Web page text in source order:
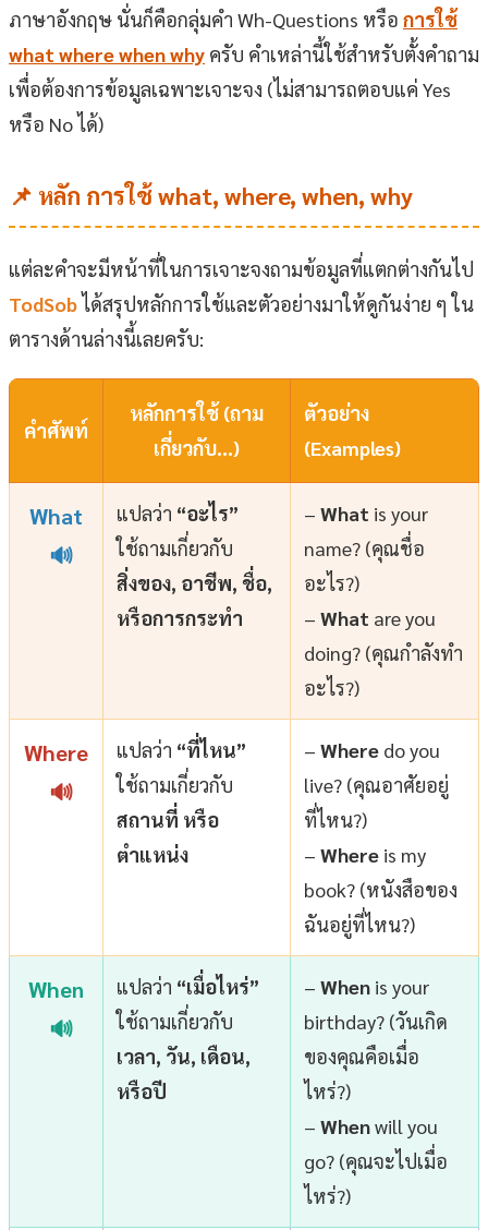
ภาษาอังกฤษ นั่นก็คือกลุ่มคำ Wh-Questions หรือ การใช้
what where when why ครับ คำเหล่านี้ใช้สำหรับตั้งคำถาม
เพื่อต้องการข้อมูลเฉพาะเจาะจง (ไม่สามารถตอบแค่ Yes
หรือ No ได้)
📌 หลัก การใช้ what, where, when, why
แต่ละคำจะมีหน้าที่ในการเจาะจงถามข้อมูลที่แตกต่างกันไป
TodSobได้สรุปหลักการใช้และตัวอย่างมาให้ดูกันง่าย ๆ ใน
ตารางด้านล่างนี้เลยครับ:
คำศัพท์
หลักการใช้ (ถาม
เกี่ยวกับ…)
ตัวอย่าง
(Examples)
What
🔊
แปลว่า “อะไร”
ใช้ถามเกี่ยวกับ
สิ่งของ, อาชีพ, ชื่อ,
หรือการกระทำ
– What is your
name? (คุณชื่อ
อะไร?)
– What are you
doing? (คุณกำลังทำ
อะไร?)
Where
🔊
แปลว่า “ที่ไหน”
ใช้ถามเกี่ยวกับ
สถานที่ หรือ
ตำแหน่ง
– Where do you
live? (คุณอาศัยอยู่
ที่ไหน?)
– Where is my
book? (หนังสือของ
ฉันอยู่ที่ไหน?)
When
🔊
แปลว่า “เมื่อไหร่”
ใช้ถามเกี่ยวกับ
เวลา, วัน, เดือน,
หรือปี
– When is your
birthday? (วันเกิด
ของคุณคือเมื่อ
ไหร่?)
– Whenwill you
go? (คุณจะไปเมื่อ
ไหร่?)